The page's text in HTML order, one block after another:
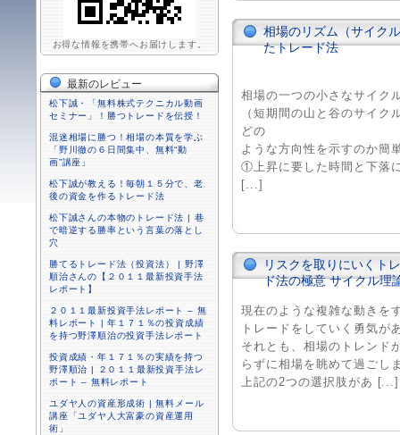
相場のリズム（サイク
たトレード法
相場の一つの小さなサイク
（短期間の山と谷のサイ
どの
ような方向性を示すのか簡
①上昇に要した時間と下落
[...]
リスクを取りにいくト
ド法の極意 サイクル理
現在のような複雑な動きを
トレードをしていく勇気が
それとも、相場のトレンド
らずに相場を眺めて過ごし
上記の2つの選択肢があ [...]
お得な情報を携帯へお届けします。
最新のレビュー
松下誠・「無料株式テクニカル動画
セミナー」！勝つトレードを伝授！
混迷相場に勝つ！相場の本質を学ぶ
「野川徹の６日間集中、無料“動
画”講座」
松下誠が教える！毎朝１５分で、老
後の資金を作るトレード法
松下誠さんの本物のトレード法 | 巷
で暗逆する勝率という言葉の落とし
穴
勝てるトレード法（投資法） | 野澤
順治さんの【２０１１最新投資手法
レポート】
２０１１最新投資手法レポート – 無
料レポート | 年１７１％の投資成績
を持つ野澤順治の投資手法レポート
投資成績・年１７１％の実績を持つ
野澤順治 | ２０１１最新投資手法レ
ポート – 無料レポート
ユダヤ人の資産形成術 | 無料メール
講座「ユダヤ人大富豪の資産運用
術」